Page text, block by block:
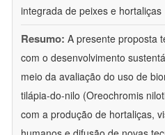
integrada de peixes e hortaliças
Resumo: A presente proposta
com o desenvolvimento
meio da avaliação do uso de
tilápia-do-nilo (Oreochromis
com a produção de hortaliças,